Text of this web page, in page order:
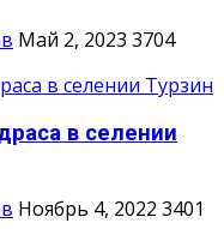
Май 2, 2023 3704
в селении
Ноябрь 4, 2022 3401